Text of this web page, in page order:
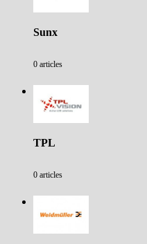
Sunx
0 articles
TPL
0 articles